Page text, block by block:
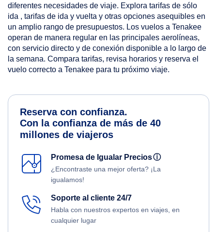
diferentes necesidades de viaje. Explora tarifas de sólo
ida , tarifas de ida y vuelta y otras opciones asequibles en
un amplio rango de presupuestos. Los vuelos a Tenakee
operan de manera regular en las principales aerolíneas,
con servicio directo y de conexión disponible a lo largo de
la semana. Compara tarifas, revisa horarios y reserva el
vuelo correcto a Tenakee para tu próximo viaje.
Reserva con confianza.
Con la confianza de más de 40
millones de viajeros
Promesa de Igualar Preciosⓘ
¿Encontraste una mejor oferta? ¡La
igualamos!
Soporte al cliente 24/7
Habla con nuestros expertos en viajes, en
cualquier lugar